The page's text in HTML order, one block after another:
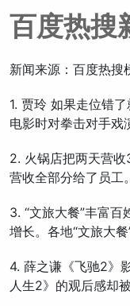
百度热搜
新闻来源：百度热搜
1. 贾玲 如果走位错
电影时对拳击对手戏
2. 火锅店把两天营
营收全部分给了员工
3. “文旅大餐”丰富
增长。各地“文旅大
4. 薛之谦《飞驰2》
人生2》的观后感却